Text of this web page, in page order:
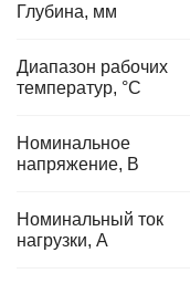
Глубина, мм
Диапазон рабочих
температур, °C
Номинальное
напряжение, В
Номинальный ток
нагрузки, А